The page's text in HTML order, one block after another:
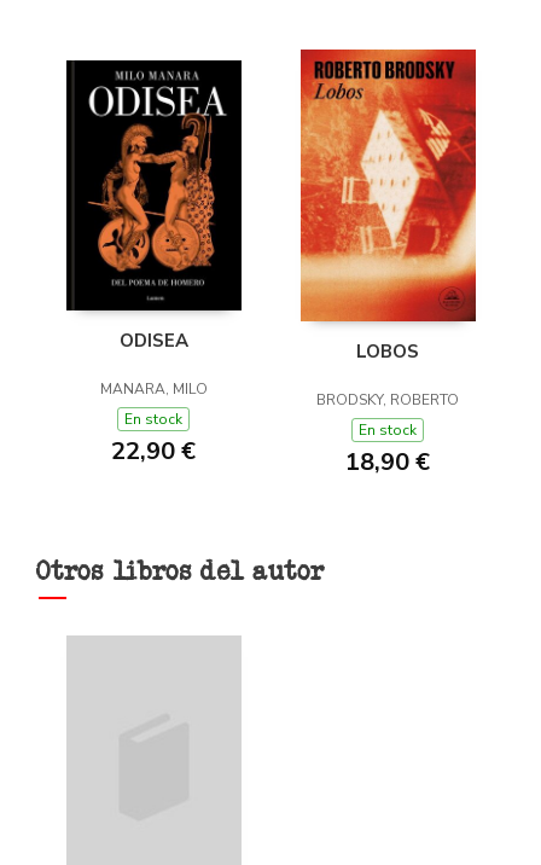
ODISEA
MANARA, MILO
En stock
22,90 €
LOBOS
BRODSKY, ROBERTO
En stock
18,90 €
Otros libros del autor